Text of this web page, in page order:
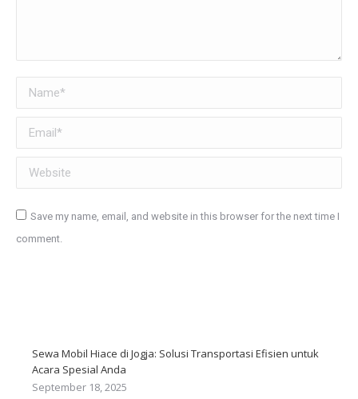
Name *
Email *
Website
Save my name, email, and website in this browser for the next time I
comment.
Sewa Mobil Hiace di Jogja: Solusi Transportasi Efisien untuk
Acara Spesial Anda
September 18, 2025